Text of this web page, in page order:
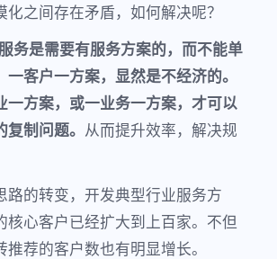
化之间存在矛盾，如何解决呢？
务是需要有服务方案的，而不能单
一客户一方案，显然是不经济的。
一方案，或一业务一方案，才可以
制问题。 从而提升效率，解决规
路的转变，开发典型行业服务方
核心客户已经扩大到上百家。不但
推荐的客户数也有明显增长。